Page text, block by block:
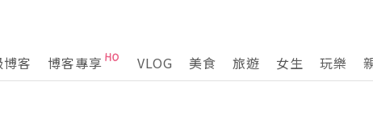
客 博客專享 VLOG 美食 旅遊 女生 玩樂